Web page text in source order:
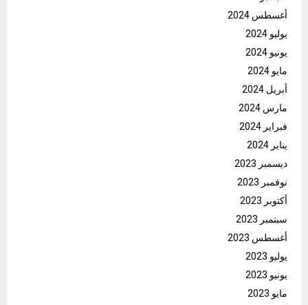
أغسطس 2024
يوليو 2024
يونيو 2024
مايو 2024
أبريل 2024
مارس 2024
فبراير 2024
يناير 2024
ديسمبر 2023
نوفمبر 2023
أكتوبر 2023
سبتمبر 2023
أغسطس 2023
يوليو 2023
يونيو 2023
مايو 2023